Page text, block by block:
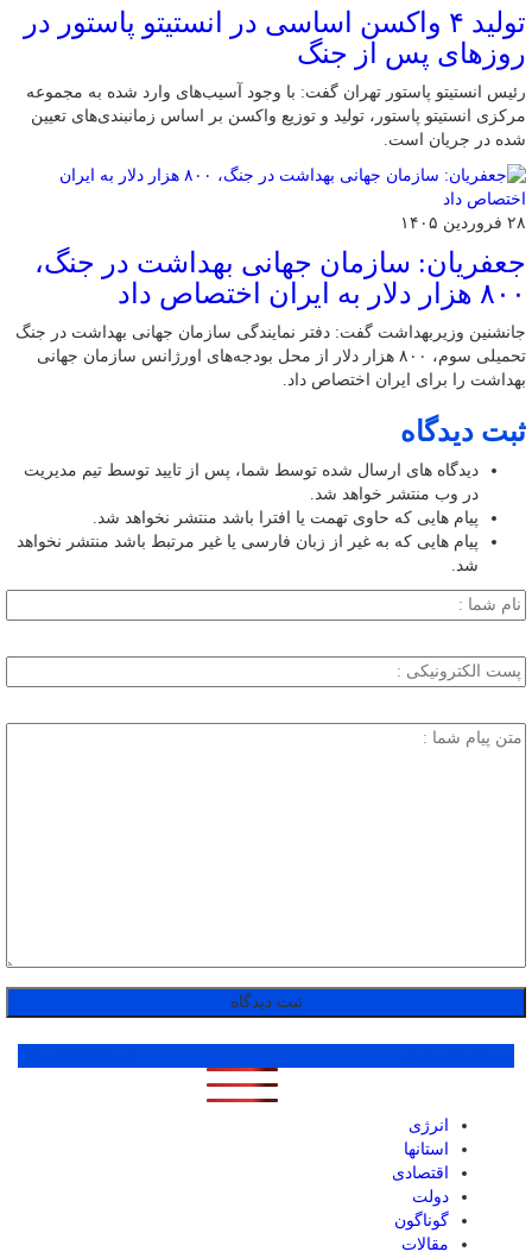
تولید ۴ واکسن اساسی در انستیتو پاستور در
روزهای پس از جنگ
رئیس انستیتو پاستور تهران گفت: با وجود آسیب‌های وارد شده به مجموعه
مرکزی انستیتو پاستور، تولید و توزیع واکسن بر اساس زمانبندی‌های تعیین
شده در جریان است.
۲۸ فروردین ۱۴۰۵
جعفریان: سازمان جهانی بهداشت در جنگ،
۸۰۰ هزار دلار به ایران اختصاص داد
جانشنین وزیربهداشت گفت: دفتر نمایندگی سازمان جهانی بهداشت در جنگ
تحمیلی سوم، ۸۰۰ هزار دلار از محل بودجه‌های اورژانس سازمان جهانی
بهداشت را برای ایران اختصاص داد.
ثبت دیدگاه
دیدگاه های ارسال شده توسط شما، پس از تایید توسط تیم مدیریت
در وب منتشر خواهد شد.
پیام هایی که حاوی تهمت یا افترا باشد منتشر نخواهد شد.
پیام هایی که به غیر از زبان فارسی یا غیر مرتبط باشد منتشر نخواهد
شد.
انرژی
استانها
اقتصادی
دولت
گوناگون
مقالات